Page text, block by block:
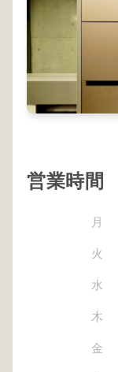
営業時間
月
火
水
木
金